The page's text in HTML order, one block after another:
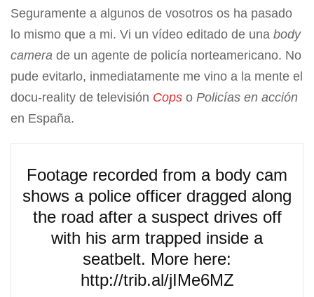
Seguramente a algunos de vosotros os ha pasado
lo mismo que a mi. Vi un vídeo editado de una body
camera de un agente de policía norteamericano. No
pude evitarlo, inmediatamente me vino a la mente el
docu-reality de televisión Cops o Policías en acción
en España.
Footage recorded from a body cam
shows a police officer dragged along
the road after a suspect drives off
with his arm trapped inside a
seatbelt. More here:
http://trib.al/jIMe6MZ